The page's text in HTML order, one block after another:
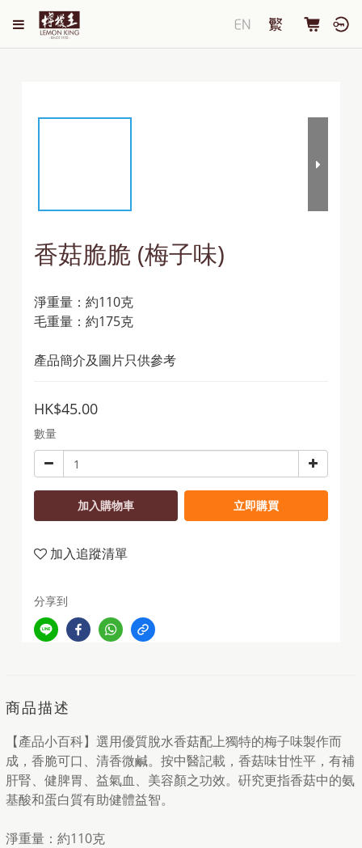
香菇脆脆 (梅子味)
淨重量：約110克
毛重量：約175克
產品簡介及圖片只供參考
HK$45.00
數量
加入購物車 立即購買
加入追蹤清單
分享到
商品描述
【產品小百科】選用優質脫水香菇配上獨特的梅子味製作而
成，香脆可口、清香微鹹。按中醫記載，香菇味甘性平，有補
肝腎、健脾胃、益氣血、美容顏之功效。硏究更指香菇中的氨
基酸和蛋白質有助健體益智。
淨重量：約110克